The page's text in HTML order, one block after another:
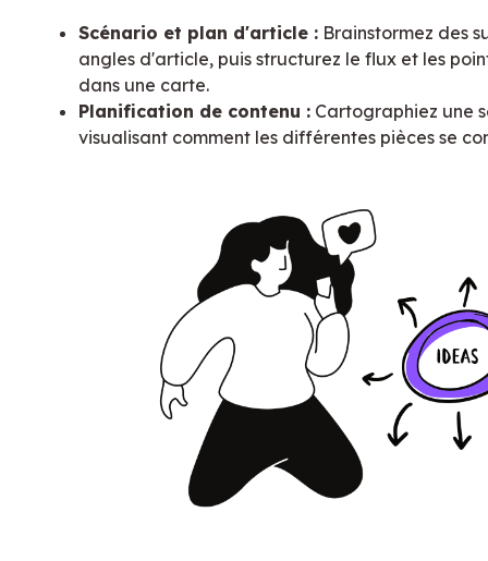
Scénario et plan d'article : Brainstormez des
angles d'article, puis structurez le flux et les
dans une carte.
Planification de contenu : Cartographiez une
visualisant comment les différentes pièces se